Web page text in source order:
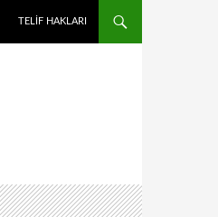
TELIF HAKLARI